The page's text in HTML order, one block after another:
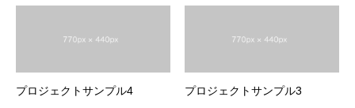
プロジェクトサンプル4 プロジェクトサンプル3